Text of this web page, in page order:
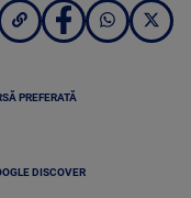
PREFERATĂ
DISCOVER